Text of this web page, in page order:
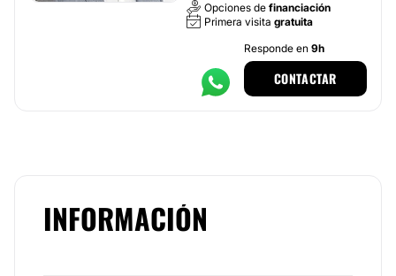
Opciones de financiación
Primera visita gratuita
Responde en 9h
CONTACTAR
INFORMACIÓN